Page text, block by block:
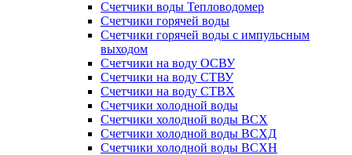
Счетчики воды Тепловодомер
Счетчики горячей воды
Счетчики горячей воды с импульсным
выходом
Счетчики на воду ОСВУ
Счетчики на воду СТВУ
Счетчики на воду СТВХ
Счетчики холодной воды
Счетчики холодной воды ВСХ
Счетчики холодной воды ВСХД
Счетчики холодной воды ВСХН